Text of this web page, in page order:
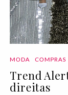
MODA COMPRAS
Trend
direitas